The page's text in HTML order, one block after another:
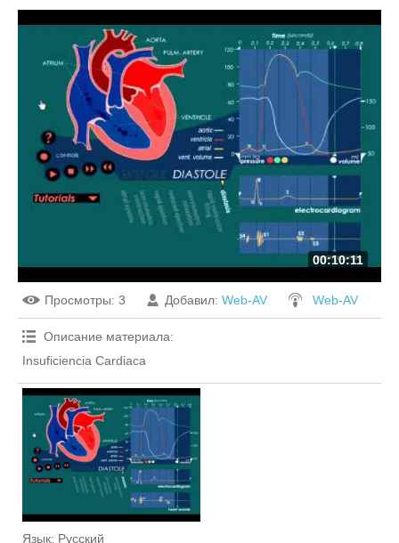
00:10:11
Просмотры: 3 Добавил: Web-AV Web-AV
Описание материала:
Insuficiencia Cardiaca
Язык: Русский